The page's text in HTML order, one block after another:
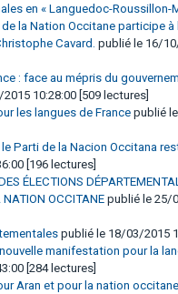
en « Languedoc-Roussillon-
la Nation Occitane participe à
Cavard. publié le 16/
: face au mépris du
10:28:00 [509 lectures]
les langues de France publié
Parti de la Nacion Occitana
[196 lectures]
ÉLECTIONS
OCCITANE publié le 25/
publié le 18/03/2015
manifestation pour la
[284 lectures]
Aran et pour la nation